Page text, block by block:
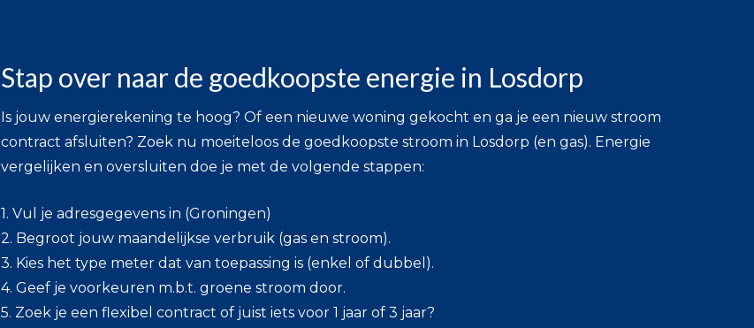
Stap over naar de goedkoopste energie in Losdorp
Is jouw energierekening te hoog? Of een nieuwe woning gekocht en ga je een nieuw stroom
contract afsluiten? Zoek nu moeiteloos de goedkoopste stroom in Losdorp (en gas). Energie
vergelijken en oversluiten doe je met de volgende stappen:
1. Vul je adresgegevens in (Groningen)
2. Begroot jouw maandelijkse verbruik (gas en stroom).
3. Kies het type meter dat van toepassing is (enkel of dubbel).
4. Geef je voorkeuren m.b.t. groene stroom door.
5. Zoek je een flexibel contract of juist iets voor 1 jaar of 3 jaar?